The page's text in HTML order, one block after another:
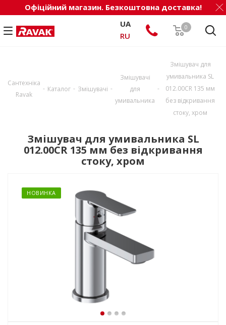
Офіційний магазин. Безкоштовна доставка!
0
UA
RU
Сантехніка
Ravak
- Каталог - Змішувачі -
Змішувачі
для
умивальника
-
Змішувач для
умивальника SL
012.00CR 135 мм
без відкривання
стоку, хром
Змішувач для умивальника SL
012.00CR 135 мм без відкривання
стоку, хром
НОВИНКА